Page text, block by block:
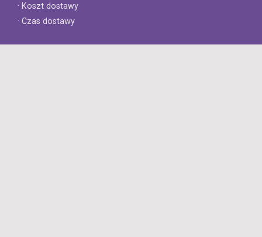
· Koszt dostawy
· Czas dostawy